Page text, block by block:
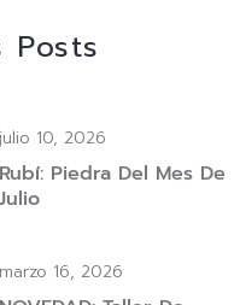
Posts
julio 10, 2026
Rubí: Piedra Del Mes De
Julio
marzo 16, 2026